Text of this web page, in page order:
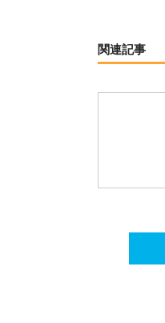
関連記事